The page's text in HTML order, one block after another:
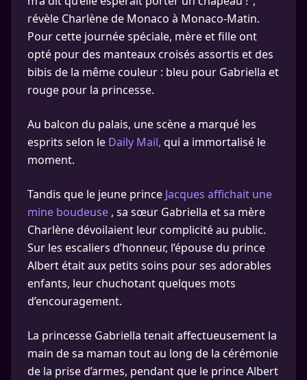
révèle Charlène de Monaco à Monaco-Matin.
Pour cette journée spéciale, mère et fille ont
opté pour des manteaux croisés assortis et des
bibis de la même couleur : bleu pour Gabriella et
rouge pour la princesse.
Au balcon du palais, une scène a marqué les
esprits selon le Daily Mail, qui a immortalisé le
moment.
Tandis que le jeune prince Jacques affichait une
mine boudeuse , sa sœur Gabriella et sa mère
Charlène dévoilaient leur complicité au public.
Sur les escaliers d’honneur, l’épouse du prince
Albert était aux petits soins pour ses adorables
enfants, leur chuchotant quelques mots
d’encouragement.
La princesse Gabriella tenait affectueusement la
main de sa maman tout au long de la cérémonie
de la prise d’armes, pendant que le prince Albert